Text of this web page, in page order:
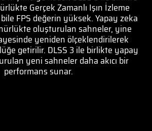
Gerçek Zamanlı Işın İzleme
FPS değerin yüksek. Yapay zeka
oluşturulan sahneler, yine
yeniden ölçeklendirilerek
getirilir. DLSS 3 ile birlikte yapay
yeni sahneler daha akıcı bir
performans sunar.